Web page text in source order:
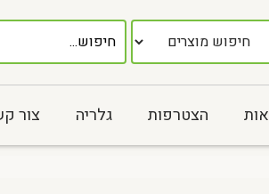
הצטרפות גלריה צור